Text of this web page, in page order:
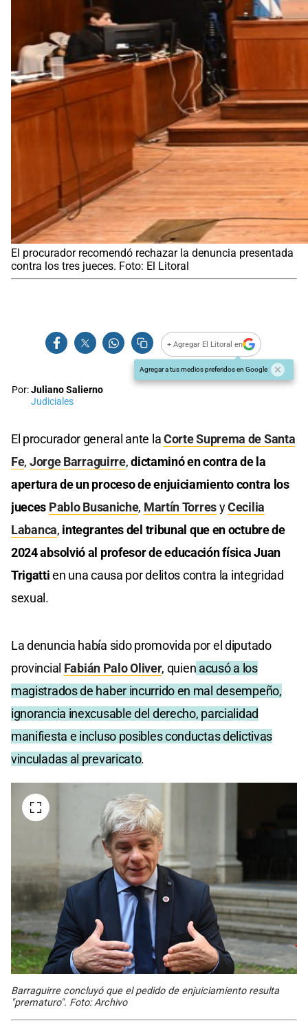
El procurador recomendó rechazar la denuncia presentada
contra los tres jueces. Foto: El Litoral
+ Agregar El Litoral en
Agregar a tus medios preferidos en Google
Por:Juliano Salierno
Judiciales
El procurador general ante laCorte Suprema de Santa
Fe, Jorge Barraguirre,dictaminó en contra de la
apertura de un proceso de enjuiciamiento contra los
jueces Pablo Busaniche, Martín TorresyCecilia
Labanca, integrantes del tribunal que en octubre de
2024 absolvió al profesor de educación física Juan
Trigattien una causa por delitos contra la integridad
sexual.
La denuncia había sido promovida por el diputado
provincial Fabián Palo Oliver, quien acusó a los
magistrados de haber incurrido en mal desempeño,
ignorancia inexcusable del derecho, parcialidad
manifiesta e incluso posibles conductas delictivas
vinculadas al prevaricato.
Barraguirre concluyó que el pedido de enjuiciamiento resulta
"prematuro". Foto: Archivo